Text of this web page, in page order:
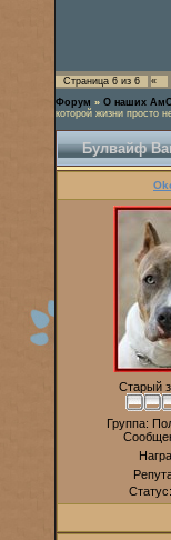
Страница 6 из 6 «
Форум » О наших
которой жизни просто
Булвайф
Старый
Группа:
Статус: